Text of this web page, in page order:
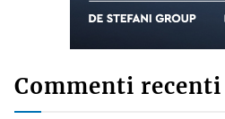
Commenti recenti